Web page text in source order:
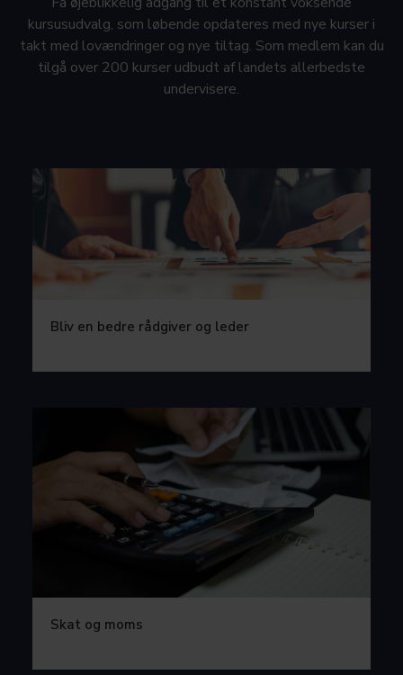
kursusudvalg, som løbende opdateres med nye kurser i
takt med lovændringer og nye tiltag. Som medlem kan du
tilgå over 200 kurser udbudt af landets allerbedste
undervisere.
Bliv en bedre rådgiver og leder
Skat og moms